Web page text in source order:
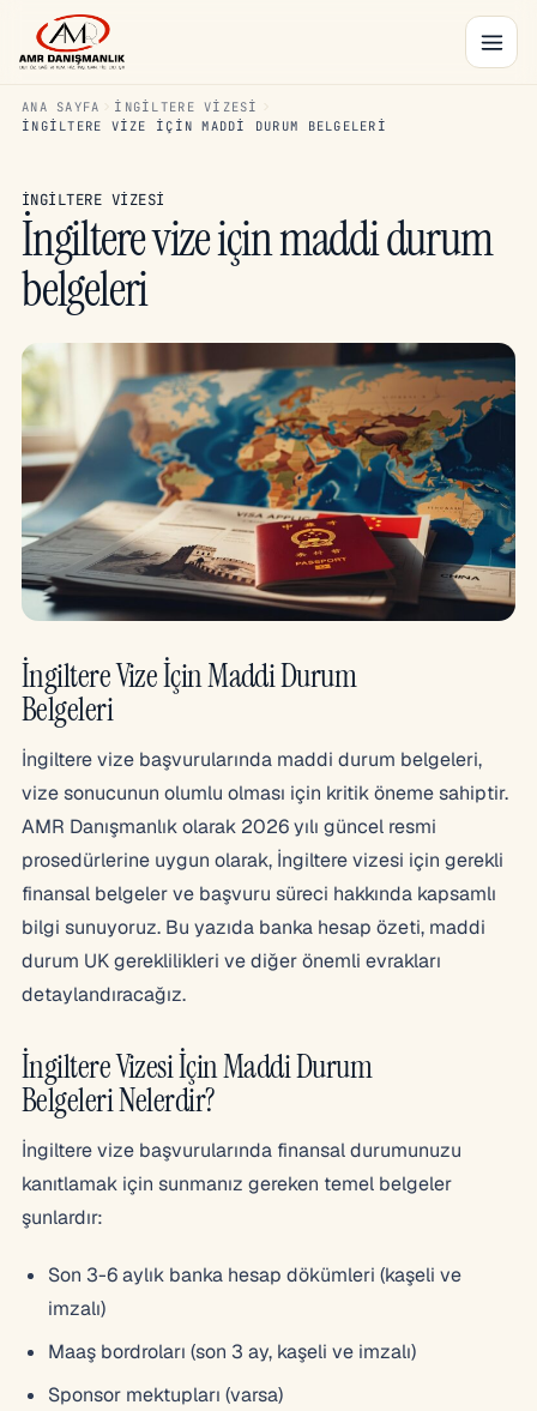
ANA SAYFA
İNGILTERE VIZESI
İNGILTERE VIZE IÇIN MADDI DURUM BELGELERI
İNGILTERE VIZESI
İngiltere vize için maddi durum
belgeleri
İngiltere Vize İçin Maddi Durum
Belgeleri
İngiltere vize başvurularında maddi durum belgeleri,
vize sonucunun olumlu olması için kritik öneme sahiptir.
AMR Danışmanlık olarak 2026 yılı güncel resmi
prosedürlerine uygun olarak, İngiltere vizesi için gerekli
finansal belgeler ve başvuru süreci hakkında kapsamlı
bilgi sunuyoruz. Bu yazıda banka hesap özeti, maddi
durum UK gereklilikleri ve diğer önemli evrakları
detaylandıracağız.
İngiltere Vizesi İçin Maddi Durum
Belgeleri Nelerdir?
İngiltere vize başvurularında finansal durumunuzu
kanıtlamak için sunmanız gereken temel belgeler
şunlardır:
Son 3-6 aylık banka hesap dökümleri (kaşeli ve
imzalı)
Maaş bordroları (son 3 ay, kaşeli ve imzalı)
Sponsor mektupları (varsa)